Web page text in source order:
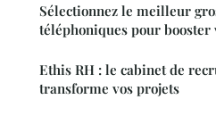
Sélectionnez le meilleur
téléphoniques pour
Ethis RH : le cabinet de
transforme vos projets